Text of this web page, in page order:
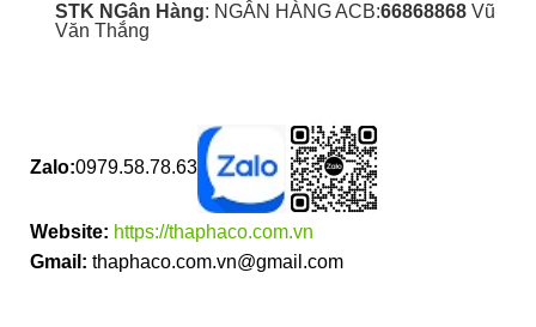
STK NGân Hàng: NGÂN HÀNG ACB:66868868Vũ
Văn Thắng
Zalo:0979.58.78.63
Website: https://thaphaco.com.vn
Gmail: thaphaco.com.vn@gmail.com